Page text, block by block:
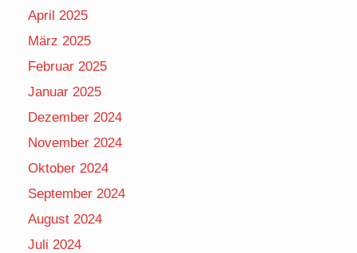
April 2025
März 2025
Februar 2025
Januar 2025
Dezember 2024
November 2024
Oktober 2024
September 2024
August 2024
Juli 2024